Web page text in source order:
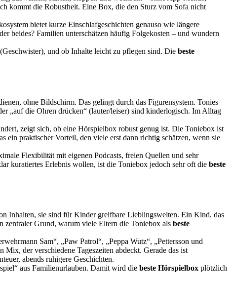
kommt die Robustheit. Eine Box, die den Sturz vom Sofa nicht
bietet kurze Einschlafgeschichten genauso wie längere
beides? Familien unterschätzen häufig Folgekosten – und wundern
und ob Inhalte leicht zu pflegen sind. Die beste
ohne Bildschirm. Das gelingt durch das Figurensystem. Tonies
„auf die Ohren drücken“ (lauter/leiser) sind kinderlogisch. Im Alltag
zeigt sich, ob eine Hörspielbox robust genug ist. Die Toniebox ist
ein praktischer Vorteil, den viele erst dann richtig schätzen, wenn sie
Flexibilität mit eigenen Podcasts, freien Quellen und sehr
kuratiertes Erlebnis wollen, ist die Toniebox jedoch sehr oft die beste
Inhalten, sie sind für Kinder greifbare Lieblingswelten. Ein Kind, das
zentraler Grund, warum viele Eltern die Toniebox als beste
Sam“, „Paw Patrol“, „Peppa Wutz“, „Pettersson und
der verschiedene Tageszeiten abdeckt. Gerade das ist
abends ruhigere Geschichten.
aus Familienurlauben. Damit wird die beste Hörspielbox plötzlich